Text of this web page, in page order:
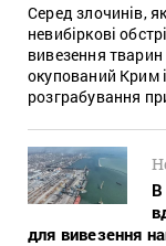
Серед злочинів,
невибіркові
вивезення тварин
окупований Крим
розграбування
В
для вивезення